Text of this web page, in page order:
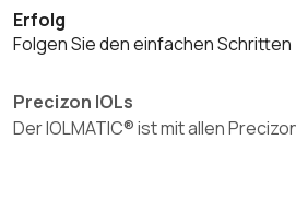
Erfolg
Folgen Sie den einfachen Schritten
Precizon IOLs
Der IOLMATIC® ist mit allen